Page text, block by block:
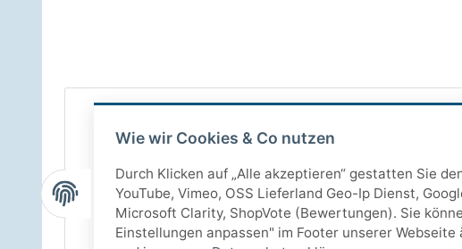
Wie wir Cookies & Co nutzen
Durch Klicken auf „Alle akzeptieren“ gestatten Sie
YouTube, Vimeo, OSS Lieferland Geo-Ip Dienst,
Microsoft Clarity, ShopVote (Bewertungen). Sie
Einstellungen anpassen" im Footer unserer